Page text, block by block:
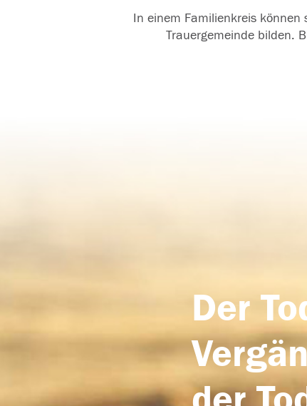
In einem Familienkreis
Trauergemeinde bilden.
Der